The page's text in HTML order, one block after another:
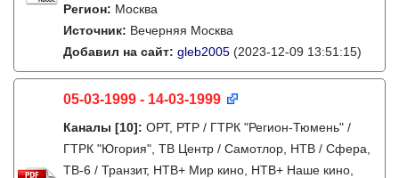
Регион: Москва
Источник: Вечерняя Москва
Добавил на сайт: gleb2005 (2023-12-09 13:51:15)
05-03-1999 - 14-03-1999
Каналы [10]: ОРТ, РТР / ГТРК "Регион-Тюмень" /
ГТРК "Югория", ТВ Центр / Самотлор, НТВ / Сфера,
ТВ-6 / Транзит, НТВ+ Мир кино, НТВ+ Наше кино,